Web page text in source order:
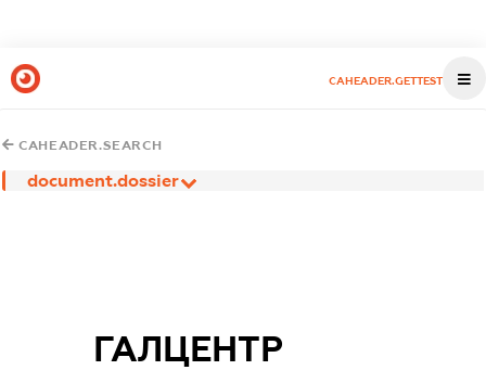
CAHEADER.GETTEST
CAHEADER.SEARCH
document.dossier
ГАЛЦЕНТР